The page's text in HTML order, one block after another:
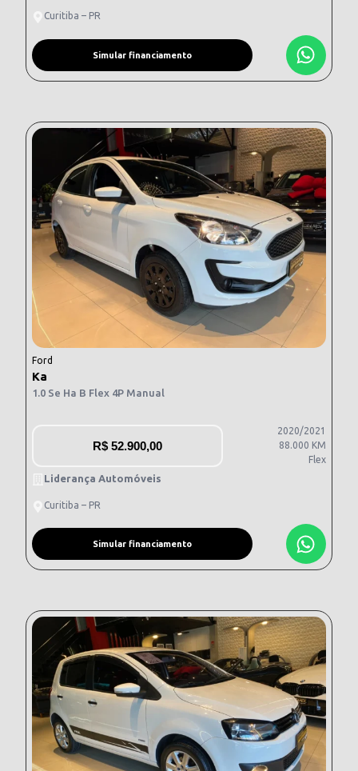
Curitiba – PR
Simular financiamento
Ford
Ka
1.0 Se Ha B Flex 4P Manual
R$ 52.900,00
2020/2021
88.000 KM
Flex
Liderança Automóveis
Curitiba – PR
Simular financiamento